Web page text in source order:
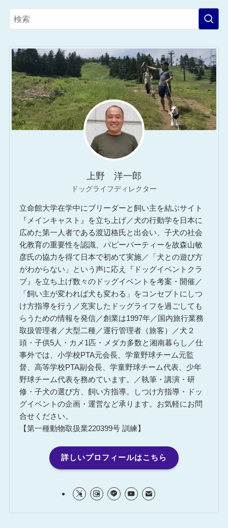
上野 洋一郎
ドッグライフディレクター
立命館大学在学中にブリーダーと飼い主を結ぶサイト
『メインキャスト』を立ち上げ／犬の行動学を日本に
広めた第一人者である渡辺格氏と出会い、子犬の社会
化教育の重要性を認識、パピーパーティーを故森山敏
彦氏の協力を得て日本で初めて実施／「犬との遊び方
がわからない」という声に応え『ドッグイベントクラ
ブ』を立ち上げ数々のドッグイベントを考案・開催／
「飼い主が変われば犬も変わる」をコンセプトにしつ
け方指導を行う／充実したドッグライフを過ごしても
らうための情報を発信／創業は1997年／国内旅行業務
取扱管理者／大型二種／運行管理者（旅客）／犬２
頭・子供5人・カメ1匹・メダカ多数と湘南暮らし／仕
事外では、小学校PTA元会長、学童野球チーム元監
督、高等学校PTA副会長、学童野球チーム代表、少年
野球チーム代表を務めています。／執筆・講演・研
修・子犬の選び方、飼い方指導。しつけ方指導・ドッ
グイベントの企画・運営など承ります。お気軽にお問
合せください。
【第一種動物取扱業220399号 訓練】
詳しいプロフィールはこちら